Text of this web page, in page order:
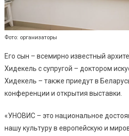
Фото: организаторы
Его сын – всемирно известный
Хидекель с супругой – доктором
Хидекель – также приедут в
конференции и открытия выставки.
«УНОВИС – это национальное
нашу культуру в европейскую и